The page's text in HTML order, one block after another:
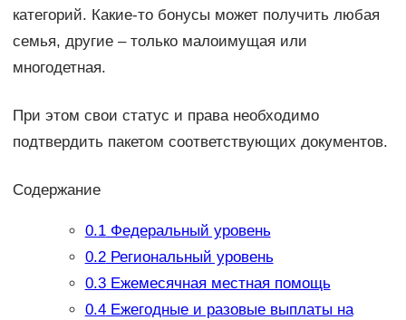
категорий. Какие-то бонусы может получить любая
семья, другие – только малоимущая или
многодетная.
При этом свои статус и права необходимо
подтвердить пакетом соответствующих документов.
Содержание
0.1Федеральный уровень
0.2Региональный уровень
0.3Ежемесячная местная помощь
0.4Ежегодные и разовые выплаты на